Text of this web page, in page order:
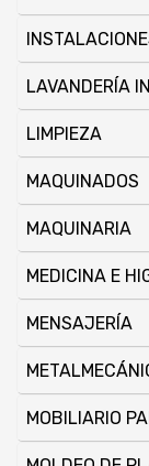
LAVANDERÍ­A
LIMPIEZA
MAQUINADOS
MAQUINARIA
MEDICINA E
MENSAJERÍ­A
MOBILIARIO